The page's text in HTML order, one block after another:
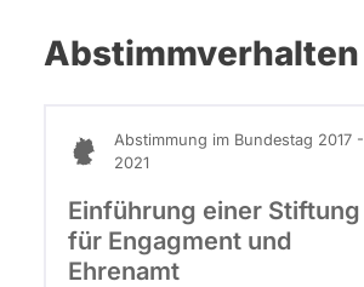
Abstimmverhalten
Abstimmung im Bundestag 2017 -
2021
Einführung einer Stiftung
für Engagment und
Ehrenamt